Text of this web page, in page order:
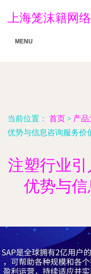
上海笼沫籍网
MENU
当前位置： 首页 > 产品
优势与信息咨询服务价
注塑行业
优势与